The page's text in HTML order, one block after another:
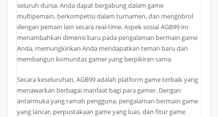
seluruh dunia. Anda dapat bergabung dalam game
multipemain, berkompetisi dalam turnamen, dan mengobrol
dengan pemain lain secara real-time. Aspek sosial AGB99 ini
menambahkan dimensi baru pada pengalaman bermain game
Anda, memungkinkan Anda mendapatkan teman baru dan
membangun komunitas gamer yang berpikiran sama.
Secara keseluruhan, AGB99 adalah platform game terbaik yang
menawarkan berbagai manfaat bagi para gamer. Dengan
antarmuka yang ramah pengguna, pengalaman bermain game
yang lancar, perpustakaan game yang luas, dan fitur game